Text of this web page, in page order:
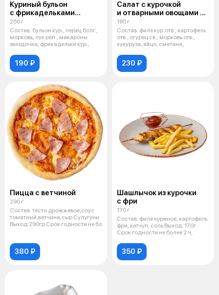
Куриный бульон
с фрикадельками
и лапшой
250 г
Состав: бульон кур., перец болг.,
морковь, лук реп., макароны
звездочка, фрикадельки кур.,
190 ₽
Салат с курочкой
и отварными овощами д/
м
185 г
Состав: филе кур.отв., картофель
отв., огурец св., морковь отв.,
кукуруза, яйцо, сметана,
230 ₽
Пицца с ветчиной
290 г
Состав: тесто дрожжевое,соус
томатный,ветчина,сыр Сулугуни
Выход:290гр Срок годности не бо
380 ₽
Шашлычок из курочки
с фри
170 г
Состав: филе куриное, картофель
фри, кетчуп, соль Выход: 170г
Срок годности не более 2 ч,
350 ₽